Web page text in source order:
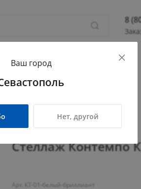
8
Детская
Стеллаж Контемпо
Арт. КТ-01-белый-бриллиант
Ваш город
Нет, другой